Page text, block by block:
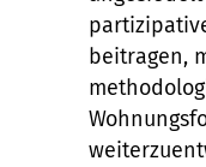
beitragen,